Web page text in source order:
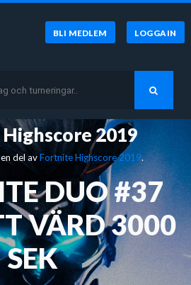
BLI MEDLEM LOGGA IN
2019
del avFortnite Highscore 2019.
DUO #37
VÄRD 3000
SEK